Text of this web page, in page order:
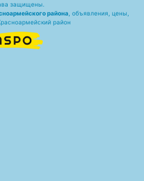
защищены.
района , объявления, цены,
район